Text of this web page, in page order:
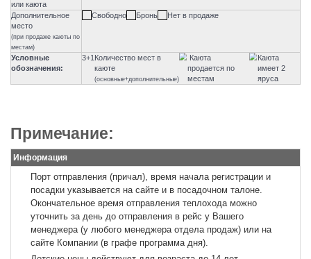
Примечание:
Информация
Порт отправления (причал), время начала регистрации и
посадки указывается на сайте и в посадочном талоне.
Окончательное время отправления теплохода можно
уточнить за день до отправления в рейс у Вашего
менеджера (у любого менеджера отдела продаж) или на
сайте Компании (в графе программа дня).